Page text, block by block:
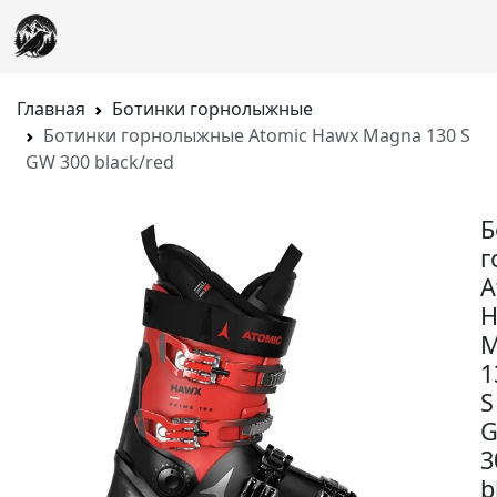
Главная
Ботинки горнолыжные
Ботинки горнолыжные Atomic Hawx Magna 130 S
GW 300 black/red
S